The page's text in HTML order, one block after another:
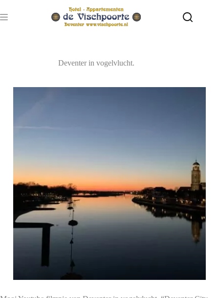
naar
de
Deventer in vogelvlucht.